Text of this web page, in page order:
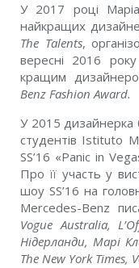
У 2017 році
найкращих
The Talents,
вересні 2016
кращим
Benz Fashion Award.
У 2015 дизайнерка
студентів Istituto
SS’16 «Panic in
Про її участь у
шоу SS’16 на
Mercedes-Benz
Vogue Australia,
Нідерланди, Марі
The New York Times,